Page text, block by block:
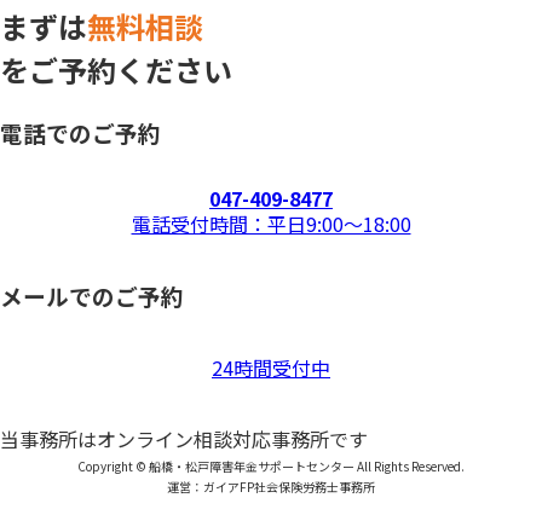
まずは無料相談
をご予約ください
電話でのご予約
047-409-8477
電話受付時間：平日9:00〜18:00
メールでのご予約
24時間受付中
当事務所はオンライン相談対応事務所です
Copyright © 船橋・松戸障害年金サポートセンター All Rights Reserved.
運営：ガイアFP社会保険労務士事務所